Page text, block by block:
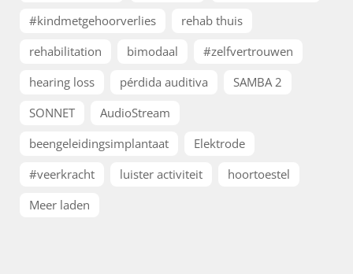
#kindmetgehoorverlies
rehab thuis
rehabilitation
bimodaal
#zelfvertrouwen
hearing loss
pérdida auditiva
SAMBA 2
SONNET
AudioStream
beengeleidingsimplantaat
Elektrode
#veerkracht
luister activiteit
hoortoestel
Meer laden